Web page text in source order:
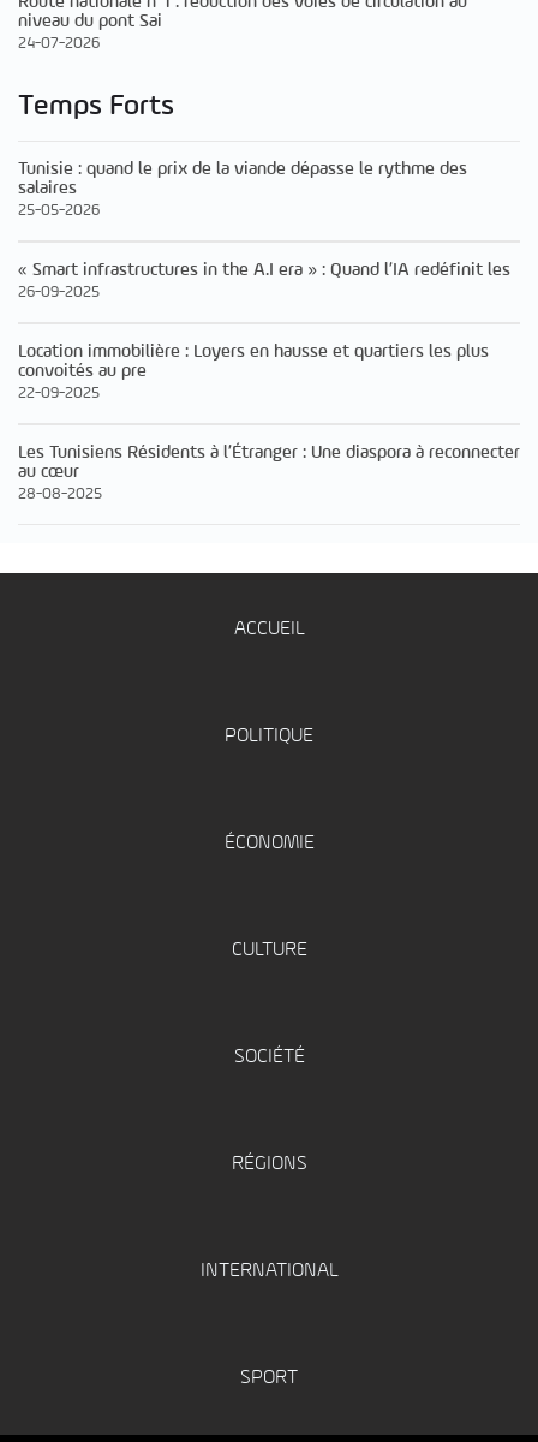
niveau du pont Sai
24-07-2026
Temps Forts
Tunisie : quand le prix de la viande dépasse le rythme des
salaires
25-05-2026
« Smart infrastructures in the A.I era » : Quand l’IA redéfinit les
26-09-2025
Location immobilière : Loyers en hausse et quartiers les plus
convoités au pre
22-09-2025
Les Tunisiens Résidents à l’Étranger : Une diaspora à reconnecter
au cœur
28-08-2025
ACCUEIL
POLITIQUE
ÉCONOMIE
CULTURE
SOCIÉTÉ
RÉGIONS
INTERNATIONAL
SPORT